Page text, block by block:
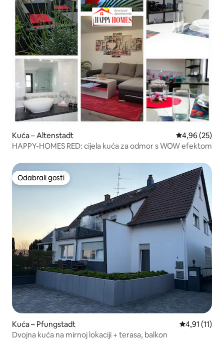
Kuća – Altenstadt Prosječna
4,96 (25)
HAPPY-HOMES RED: cijela kuća za odmor s WOW efektom
Odabrali gosti
Odabrali gosti
Kuća – Pfungstadt Prosječna
4,91 (11)
Dvojna kuća na mirnoj lokaciji + terasa, balkon